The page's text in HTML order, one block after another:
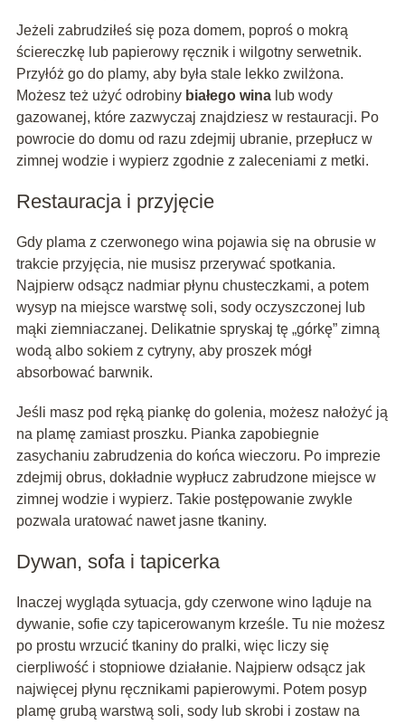
Jeżeli zabrudziłeś się poza domem, poproś o mokrą
ściereczkę lub papierowy ręcznik i wilgotny serwetnik.
Przyłóż go do plamy, aby była stale lekko zwilżona.
Możesz też użyć odrobiny białego winalub wody
gazowanej, które zazwyczaj znajdziesz w restauracji. Po
powrocie do domu od razu zdejmij ubranie, przepłucz w
zimnej wodzie i wypierz zgodnie z zaleceniami z metki.
Restauracja i przyjęcie
Gdy plama z czerwonego wina pojawia się na obrusie w
trakcie przyjęcia, nie musisz przerywać spotkania.
Najpierw odsącz nadmiar płynu chusteczkami, a potem
wysyp na miejsce warstwę soli, sody oczyszczonej lub
mąki ziemniaczanej. Delikatnie spryskaj tę „górkę” zimną
wodą albo sokiem z cytryny, aby proszek mógł
absorbować barwnik.
Jeśli masz pod ręką piankę do golenia, możesz nałożyć ją
na plamę zamiast proszku. Pianka zapobiegnie
zasychaniu zabrudzenia do końca wieczoru. Po imprezie
zdejmij obrus, dokładnie wypłucz zabrudzone miejsce w
zimnej wodzie i wypierz. Takie postępowanie zwykle
pozwala uratować nawet jasne tkaniny.
Dywan, sofa i tapicerka
Inaczej wygląda sytuacja, gdy czerwone wino ląduje na
dywanie, sofie czy tapicerowanym krześle. Tu nie możesz
po prostu wrzucić tkaniny do pralki, więc liczy się
cierpliwość i stopniowe działanie. Najpierw odsącz jak
najwięcej płynu ręcznikami papierowymi. Potem posyp
plamę grubą warstwą soli, sody lub skrobi i zostaw na